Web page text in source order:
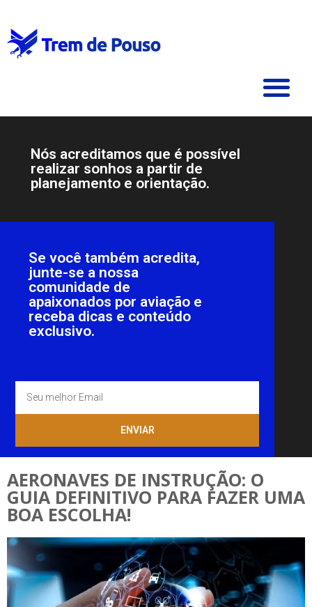
Nós acreditamos que é possível
realizar sonhos a partir de
planejamento e orientação.
Se você também acredita,
junte-se a nossa
comunidade de
apaixonados por aviação e
receba dicas e conteúdo
exclusivo.
ENVIAR
AERONAVES DE INSTRUÇÃO: O
GUIA DEFINITIVO PARA FAZER UMA
BOA ESCOLHA!